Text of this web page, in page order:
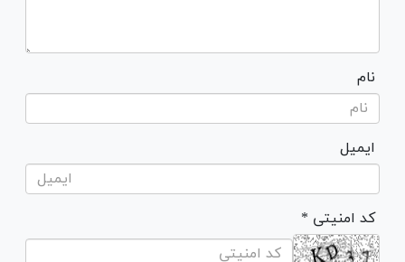
نام
ایمیل
* کد امنیتی